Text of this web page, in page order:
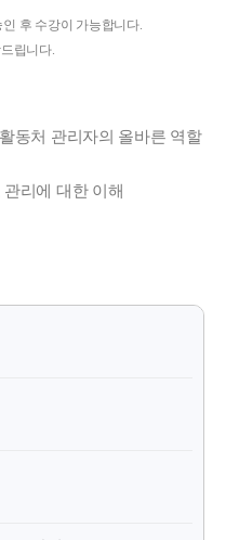
후 수강이 가능합니다.
립니다.
동처 관리자의 올바른 역할
리에 대한 이해